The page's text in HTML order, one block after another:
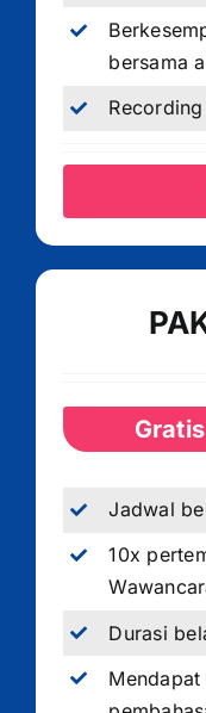
bersama
Jadwal
10x
Durasi